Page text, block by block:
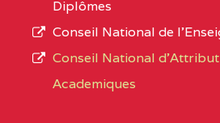
CENTRE
L’offre
d’éducation
de
Diplômes
Conseil National de
Conseil National
Academiques